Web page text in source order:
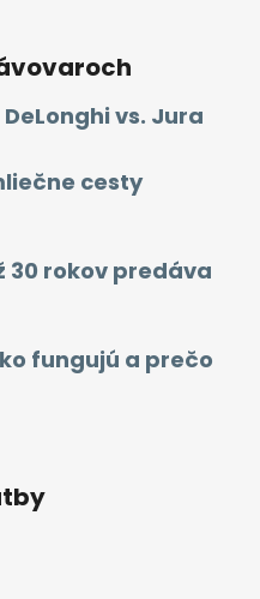
vs. Jura
cesty
30 rokov predáva
fungujú a prečo